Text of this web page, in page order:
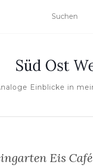
UMSCHALTEN
Süd Ost
Einblicke in
Eis